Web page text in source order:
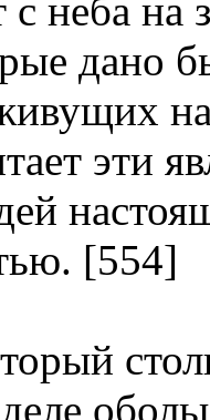
с неба
дано
эти
[554]